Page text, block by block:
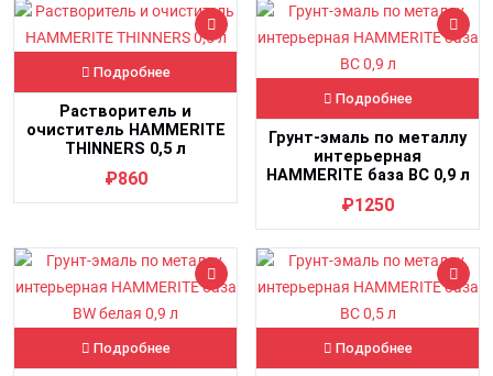
Подробнее
Растворитель и
очиститель HAMMERITE
THINNERS 0,5 л
₽860
Подробнее
Грунт-эмаль по металлу
интерьерная
HAMMERITE база BC 0,9 л
₽1250
Подробнее Подробнее